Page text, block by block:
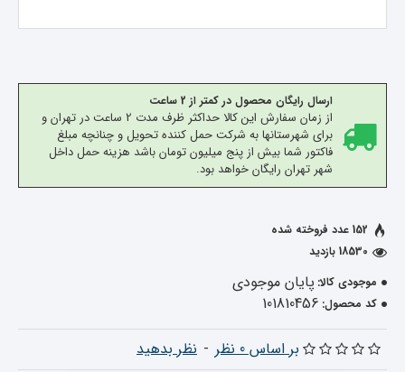
ارسال رایگان محصول در کمتر از 2 ساعت
از زمان سفارش این کالا حداکثر ظرف مدت 2 ساعت در تهران و
برای شهرستانها به شرکت حمل کننده تحویل و چنانچه مبلغ
فاکتور شما بیش از پنج میلیون تومان باشد هزینه حمل داخل
شهر تهران رایگان خواهد بود.
موجودی کالا: پایان موجودی
کد محصول: 101810456
152 عدد فروخته شده
18530 بازدید
بر اساس 0 نظر - نظر بدهید